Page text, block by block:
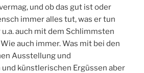
und ob das gut ist oder
immer alles tut, was er tun
u.a. auch mit dem Schlimmsten
auch immer. Was mit bei den
Ausstellung und
künstlerischen Ergüssen aber